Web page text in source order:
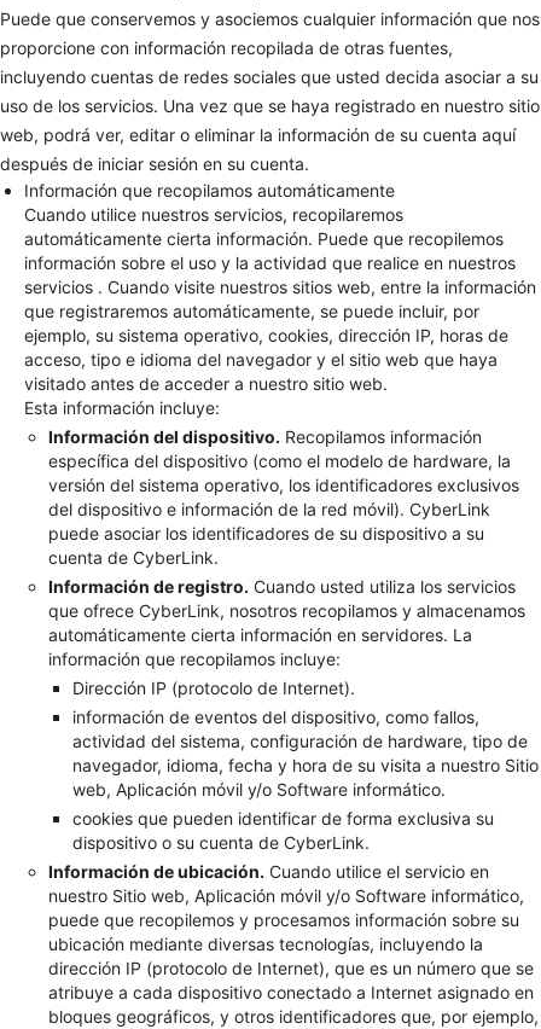
Puede que conservemos y asociemos cualquier información que nos
proporcione con información recopilada de otras fuentes,
incluyendo cuentas de redes sociales que usted decida asociar a su
uso de los servicios. Una vez que se haya registrado en nuestro sitio
web, podrá ver, editar o eliminar la información de su cuenta aquí
después de iniciar sesión en su cuenta.
Información que recopilamos automáticamente
Cuando utilice nuestros servicios, recopilaremos
automáticamente cierta información. Puede que recopilemos
información sobre el uso y la actividad que realice en nuestros
servicios . Cuando visite nuestros sitios web, entre la información
que registraremos automáticamente, se puede incluir, por
ejemplo, su sistema operativo, cookies, dirección IP, horas de
acceso, tipo e idioma del navegador y el sitio web que haya
visitado antes de acceder a nuestro sitio web.
Esta información incluye:
Información del dispositivo. Recopilamos información
específica del dispositivo (como el modelo de hardware, la
versión del sistema operativo, los identificadores exclusivos
del dispositivo e información de la red móvil). CyberLink
puede asociar los identificadores de su dispositivo a su
cuenta de CyberLink.
Información de registro. Cuando usted utiliza los servicios
que ofrece CyberLink, nosotros recopilamos y almacenamos
automáticamente cierta información en servidores. La
información que recopilamos incluye:
Dirección IP (protocolo de Internet).
información de eventos del dispositivo, como fallos,
actividad del sistema, configuración de hardware, tipo de
navegador, idioma, fecha y hora de su visita a nuestro Sitio
web, Aplicación móvil y/o Software informático.
cookies que pueden identificar de forma exclusiva su
dispositivo o su cuenta de CyberLink.
Información de ubicación. Cuando utilice el servicio en
nuestro Sitio web, Aplicación móvil y/o Software informático,
puede que recopilemos y procesamos información sobre su
ubicación mediante diversas tecnologías, incluyendo la
dirección IP (protocolo de Internet), que es un número que se
atribuye a cada dispositivo conectado a Internet asignado en
bloques geográficos, y otros identificadores que, por ejemplo,